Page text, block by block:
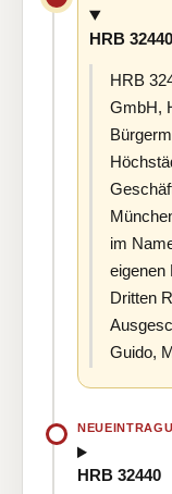
HRB 32440
HRB
GmbH,
im
eigenen
Dritten
Guido,
HRB 32440